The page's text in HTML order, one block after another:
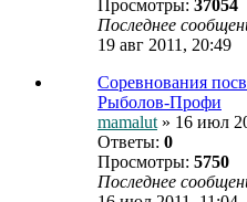
Просмотры: 37054
Последнее
19 авг 2011, 20:49
Соревнования
Рыболов-Профи
mamalut » 16 июл
Ответы: 0
Просмотры: 5750
Последнее